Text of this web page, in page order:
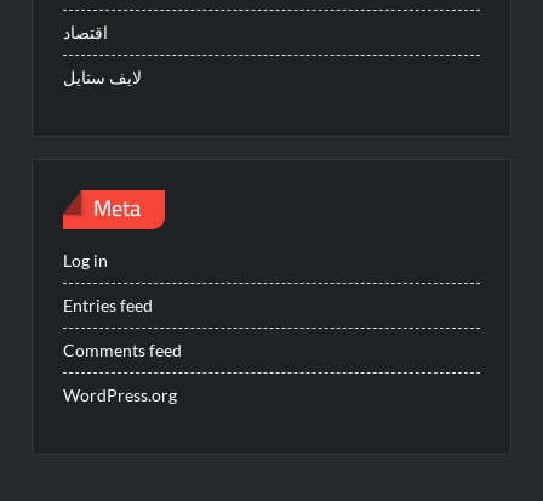
اقتصاد
لايف ستايل
Meta
Log in
Entries feed
Comments feed
WordPress.org